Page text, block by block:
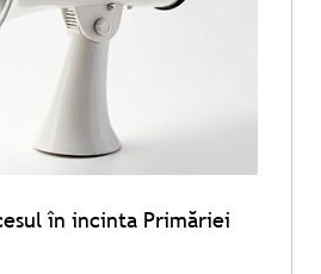
în incinta Primăriei